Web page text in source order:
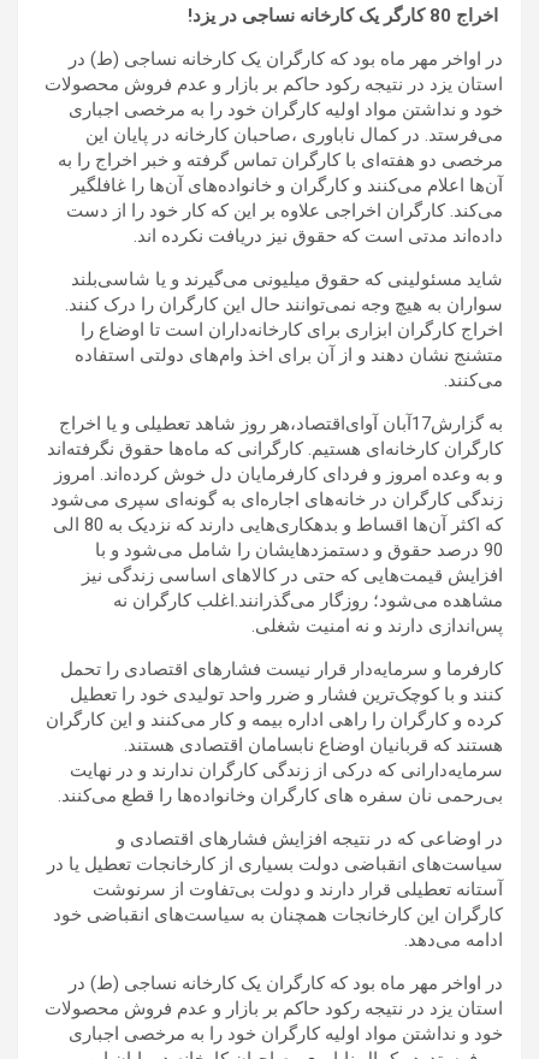
اخراج 80 کارگر یک کارخانه نساجی در یزد!
در اواخر مهر ماه بود که کارگران یک کارخانه نساجی (ط) در
استان یزد در نتیجه رکود حاکم بر بازار و عدم فروش محصولات
خود و نداشتن مواد اولیه کارگران خود را به مرخصی اجباری
می‌فرستد. در کمال ناباوری ،صاحبان کارخانه در پایان این
مرخصی دو هفته‌ای با کارگران تماس گرفته‌ و خبر اخراج را به
آن‌ها اعلام می‌کنند و کارگران و خانواده‌های آن‌ها را غافلگیر
می‌کند.کارگران اخراجی علاوه بر این که کار خود را از دست
داده‌اند مدتی است که حقوق نیز دریافت نکرده ‌اند.
شاید مسئولینی که حقوق میلیونی می‌گیرند و یا شاسی‌بلند
سواران به هیچ وجه نمی‌توانند حال این کارگران را درک کنند.
اخراج کارگران ابزاری برای کارخانه‌داران است تا اوضاع را
متشنج نشان دهند و از آن برای اخذ وام‌های دولتی استفاده
می‌کنند.
به گزارش17آبان آوای‌اقتصاد،هر روز شاهد تعطیلی و یا اخراج
کارگران کارخانه‌ای هستیم. کارگرانی که ماه‌ها حقوق نگرفته‌اند
و به وعده امروز و فردای کارفرمایان دل خوش کرده‌اند. امروز
زندگی کارگران در خانه‌های اجاره‌ای به گونه‌ای سپری می‌شود
که اکثر آن‌ها اقساط و بدهکاری‌هایی دارند که نزدیک به 80 الی
90 درصد حقوق و دستمزدهایشان را شامل می‌شود و با
افزایش قیمت‌هایی که حتی در کالاهای اساسی زندگی نیز
مشاهده می‌شود؛ روزگار می‌گذرانند.اغلب کارگران نه
پس‌اندازی دارند و نه امنیت شغلی.
کارفرما و سرمایه‌دار قرار نیست فشارهای اقتصادی را تحمل
کنند و با کوچک‌ترین فشار و ضرر واحد تولیدی خود را تعطیل
کرده و کارگران را راهی اداره بیمه و کار می‌کنند و این کارگران
هستند که قربانیان اوضاع نابسامان اقتصادی هستند.
سرمایه‌دارانی که درکی از زندگی کارگران ندارند و در نهایت
بی‌رحمی نان سفره های کارگران وخانواده‌ها را قطع می‌کنند.
در اوضاعی که در نتیجه افزایش فشارهای اقتصادی و
سیاست‌های انقباضی دولت بسیاری از کارخانجات تعطیل یا در
آستانه تعطیلی قرار دارند و دولت بی‌تفاوت از سرنوشت
کارگران این کارخانجات همچنان به سیاست‌های انقباضی خود
ادامه می‌دهد.
در اواخر مهر ماه بود که کارگران یک کارخانه نساجی (ط) در
استان یزد در نتیجه رکود حاکم بر بازار و عدم فروش محصولات
خود و نداشتن مواد اولیه کارگران خود را به مرخصی اجباری